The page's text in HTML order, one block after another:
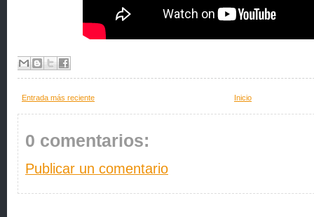
Entrada más reciente Inicio
0 comentarios:
Publicar un comentario